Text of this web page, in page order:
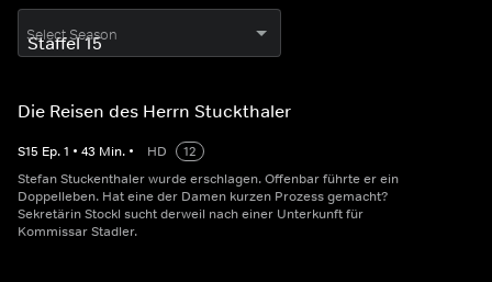
Select Season
Die Reisen des Herrn Stuckthaler
S15 Ep.1 • 43 Min. • HD
12
Stefan Stuckenthaler wurde erschlagen. Offenbar führte er ein
Doppelleben. Hat eine der Damen kurzen Prozess gemacht?
Sekretärin Stockl sucht derweil nach einer Unterkunft für
Kommissar Stadler.